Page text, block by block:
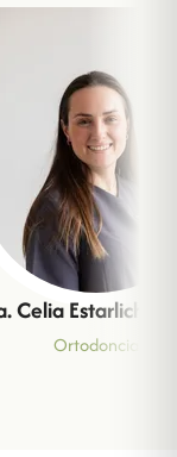
Celia Estarlich
Ortodoncia